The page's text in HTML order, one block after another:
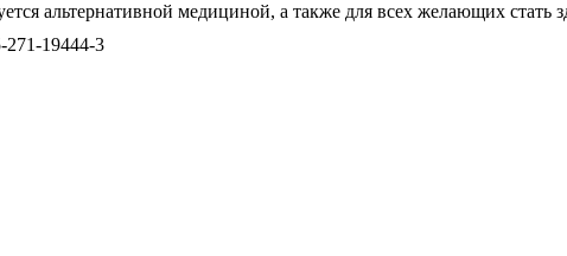
альтернативной медициной, а также для всех желающих
271-19444-3